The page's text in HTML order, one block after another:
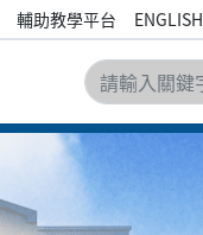
輔助教學平台 ENGLISH